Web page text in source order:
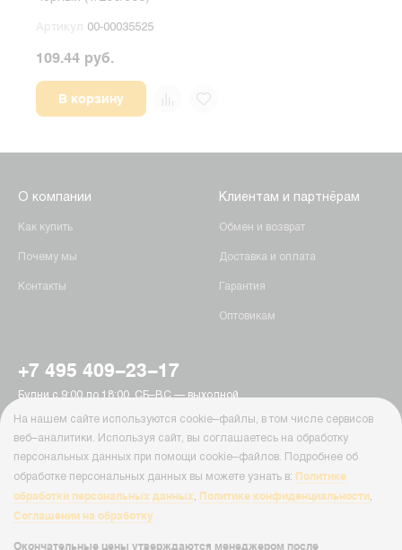
Артикул 00-00035525
109.44 руб.
В корзину
О компании
Как купить
Почему мы
Контакты
Клиентам и партнёрам
Обмен и возврат
Доставка и оплата
Гарантия
Оптовикам
+7 495 409-23-17
Будни с 9:00 до 18:00, СБ–ВС — выходной
г. Москва, Пятницкое шоссе, 15
info@ab-batteries.ru
© Ab-Batteries, 2026
характер и ни при каких условиях информация, цены и иные материалы
На нашем сайте используются cookie–файлы, в том числе сервисов
веб–аналитики. Используя сайт, вы соглашаетесь на обработку
персональных данных при помощи cookie–файлов. Подробнее об
обработке персональных данных вы можете узнать в: Политике
обработки персональных данных, Политике конфиденциальности,
Соглашении на обработку
Окончательные цены утверждаются менеджером после